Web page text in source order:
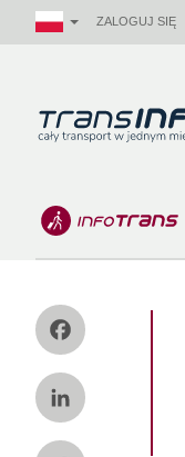
ZALOGUJ SIĘ
Logo
Facebook
LinkedIn